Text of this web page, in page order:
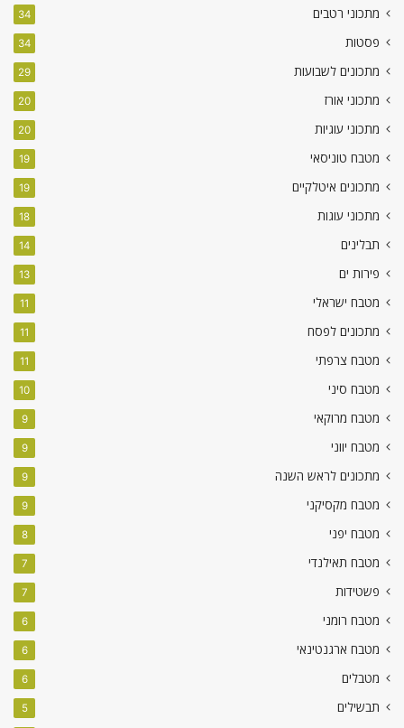
מתכוני רטבים 34
פסטות 34
מתכונים לשבועות 29
מתכוני אורז 20
מתכוני עוגיות 20
מטבח טוניסאי 19
מתכונים איטלקיים 19
מתכוני עוגות 18
תבלינים 14
פירות ים 13
מטבח ישראלי 11
מתכונים לפסח 11
מטבח צרפתי 11
מטבח סיני 10
מטבח מרוקאי 9
מטבח יווני 9
מתכונים לראש השנה 9
מטבח מקסיקני 9
מטבח יפני 8
מטבח תאילנדי 7
פשטידות 7
מטבח רומני 6
מטבח ארגנטינאי 6
מטבלים 6
תבשילים 5